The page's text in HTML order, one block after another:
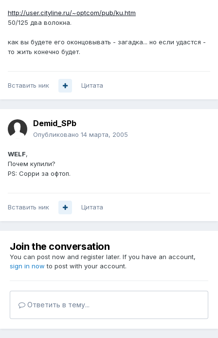
http://user.cityline.ru/~optcom/pub/ku.htm
50/125 два волокна.
как вы будете его оконцовывать - загадка... но если удастся -
то жить конечно будет.
Вставить ник Цитата
Demid_SPb
Опубликовано 14 марта, 2005
WELF,
Почем купили?
PS: Сорри за офтоп.
Вставить ник Цитата
Join the conversation
You can post now and register later. If you have an account,
sign in now to post with your account.
Ответить в тему...